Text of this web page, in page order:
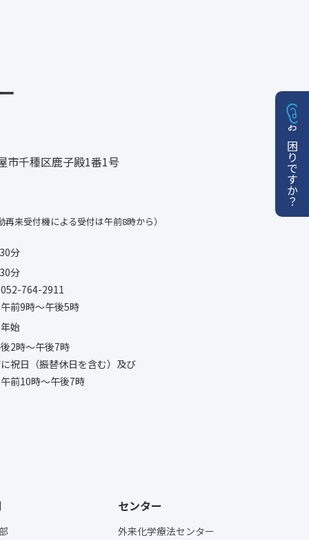
市千種区鹿子殿1番1号
来受付機による受付は午前8時から）
分
分
764-2911
前9時〜午後5時
始
2時〜午後7時
祝日（振替休日を含む）及び
前10時〜午後7時
センター
外来化学療法センター
お困りですか？